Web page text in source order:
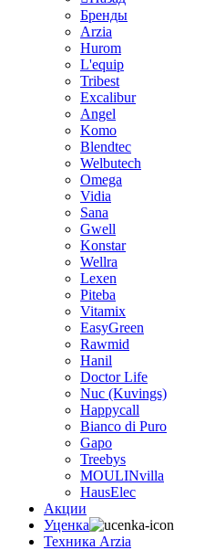
Бренды
Arzia
Hurom
L'equip
Tribest
Excalibur
Angel
Komo
Blendtec
Welbutech
Omega
Vidia
Sana
Gwell
Konstar
Wellra
Lexen
Piteba
Vitamix
EasyGreen
Rawmid
Hanil
Doctor Life
Nuc (Kuvings)
Happycall
Bianco di Puro
Gapo
Treebys
MOULINvilla
HausElec
Акции
Уценка
Техника Arzia